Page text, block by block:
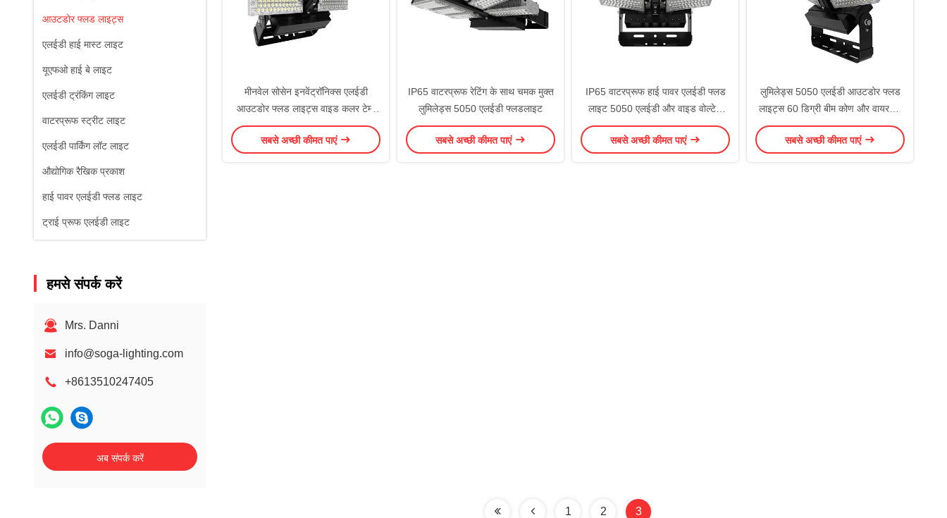
आउटडोर फ्लड लाइट्स
एलईडी हाई मास्ट लाइट
यूएफओ हाई बे लाइट
एलईडी ट्रंकिंग लाइट
वाटरप्रूफ स्ट्रीट लाइट
एलईडी पार्किंग लॉट लाइट
औद्योगिक रैखिक प्रकाश
हाई पावर एलईडी फ्लड लाइट
ट्राई प्रूफ एलईडी लाइट
हमसे संपर्क करें
Mrs. Danni
info@soga-lighting.com
+8613510247405
अब संपर्क करें
मीनवेल सोसेन इनवेंट्रॉनिक्स एलईडी
आउटडोर फ्लड लाइट्स वाइड कलर टेम्प
रेंज डिटेचेबल ड्राइवर बॉक्स
सबसे अच्छी कीमत पाएं
IP65 वाटरप्रूफ रेटिंग के साथ चमक मुक्त
लुमिलेड्स 5050 एलईडी फ्लडलाइट
सबसे अच्छी कीमत पाएं
IP65 वाटरप्रूफ हाई पावर एलईडी फ्लड
लाइट 5050 एलईडी और वाइड वोल्टेज
इनपुट रेंज
सबसे अच्छी कीमत पाएं
लुमिलेड्स 5050 एलईडी आउटडोर फ्लड
लाइट्स 60 डिग्री बीम कोण और वायरलेस
नियंत्रण के साथ आईपी 65 वाटरप्रूफ
सबसे अच्छी कीमत पाएं
1 2 3